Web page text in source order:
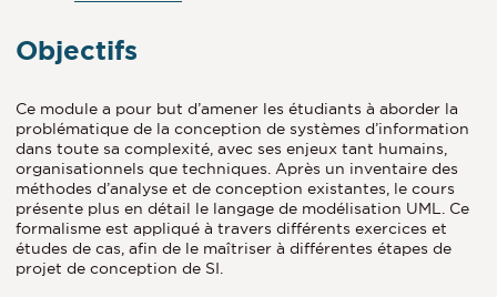
Objectifs
Ce module a pour but d’amener les étudiants à aborder la
problématique de la conception de systèmes d’information
dans toute sa complexité, avec ses enjeux tant humains,
organisationnels que techniques. Après un inventaire des
méthodes d’analyse et de conception existantes, le cours
présente plus en détail le langage de modélisation UML. Ce
formalisme est appliqué à travers différents exercices et
études de cas, afin de le maîtriser à différentes étapes de
projet de conception de SI.